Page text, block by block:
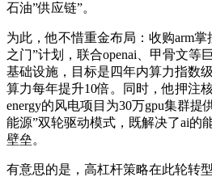
石油”供应链”。
为此，他不惜重金布局：收购arm
之门”计划，联合openai、甲骨文等
基础设施，目标是四年内算力指数
算力每年提升10倍。同时，他押注
energy的风电项目为30万gpu集群提
能源”双轮驱动模式，既解决了ai的
壁垒。
有意思的是，高杠杆策略在此轮转